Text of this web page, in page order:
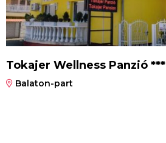
Tokajer Wellness Panzió ***
Balaton-part